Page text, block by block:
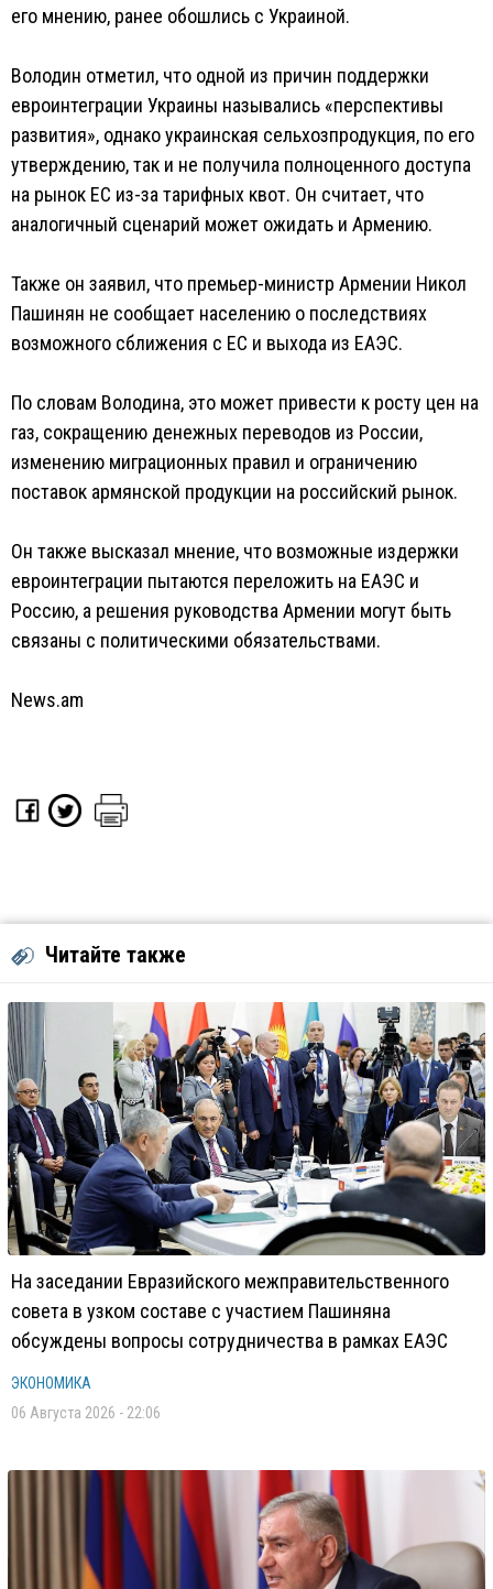
его мнению, ранее обошлись с Украиной.
Володин отметил, что одной из причин поддержки
евроинтеграции Украины назывались «перспективы
развития», однако украинская сельхозпродукция, по его
утверждению, так и не получила полноценного доступа
на рынок ЕС из-за тарифных квот. Он считает, что
аналогичный сценарий может ожидать и Армению.
Также он заявил, что премьер-министр Армении Никол
Пашинян не сообщает населению о последствиях
возможного сближения с ЕС и выхода из ЕАЭС.
По словам Володина, это может привести к росту цен на
газ, сокращению денежных переводов из России,
изменению миграционных правил и ограничению
поставок армянской продукции на российский рынок.
Он также высказал мнение, что возможные издержки
евроинтеграции пытаются переложить на ЕАЭС и
Россию, а решения руководства Армении могут быть
связаны с политическими обязательствами.
News.am
Читайте также
На заседании Евразийского межправительственного
совета в узком составе с участием Пашиняна
обсуждены вопросы сотрудничества в рамках ЕАЭС
ЭКОНОМИКА
06 Августа 2026 - 22:06